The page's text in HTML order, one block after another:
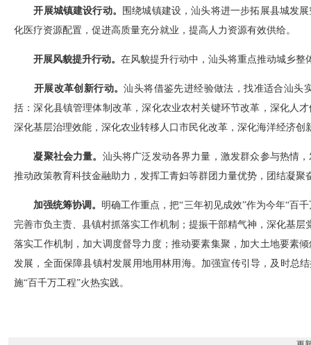
开展城镇建设行动。
围绕城镇建设，汕头将进一步拓展县城发
化医疗资源配置，促进高质量充分就业，提高人力资源有效供给。
开展风貌提升行动。 在风貌提升行动中，汕头将重点推动城乡
开展改革创新行动。汕头将借鉴先进经验做法，找准适合汕头
括：深化县镇管理体制改革，深化农业农村关键环节改革，深化人
深化基层治理效能，深化农业转移人口市民化改革，深化海洋经济
凝聚社会力量。 汕头将广泛发动各界力量，激发群众参与热情
推动政策教育科技金融助力，发挥工青妇等群团力量优势，团结凝聚
加强统筹协调。 明确工作重点，把“三年初见成效”作为今年“百
完善市负主责、县镇村抓落实工作机制；提振干部精气神，深化基
落实工作机制，加大调度督导力度；推动要素集聚，加大土地要素
发展，全面保障县镇村发展用地用林用海。加强宣传引导，及时总
施“百千万工程”火热实践。